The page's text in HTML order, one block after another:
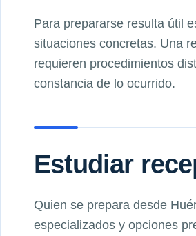
Para prepararse resulta útil
situaciones concretas. Una
requieren procedimientos
constancia de lo ocurrido.
Estudiar
Quien se prepara desde
especializados y opciones